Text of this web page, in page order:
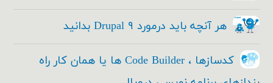
هر آنچه باید درمورد Drupal ۹ بدانید
کدسازها ، Code Builder ها یا همان کار راه